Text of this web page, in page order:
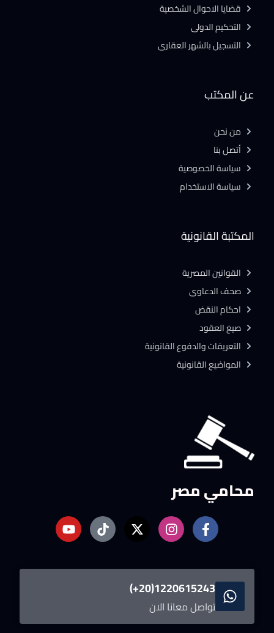
محامي مصر
1220615243(20+)
تواصل معانا الان
المكتبة القانونية
القوانين المصرية
صحف الدعاوى
احكام النقض
صيغ العقود
التعريفات والدفوع القانونية
المواضيع القانونية
عن المكتب
من نحن
أتصل بنا
سياسة الخصوصية
سياسة الاستخدام
قضايا الاحوال الشخصية
التحكيم الدولى
التسجيل بالشهر العقارى